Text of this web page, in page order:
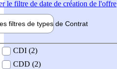
le filtre de date de création de l'offre
filtres de types de Contrat
contrat
CDI (2)
CDD (2)